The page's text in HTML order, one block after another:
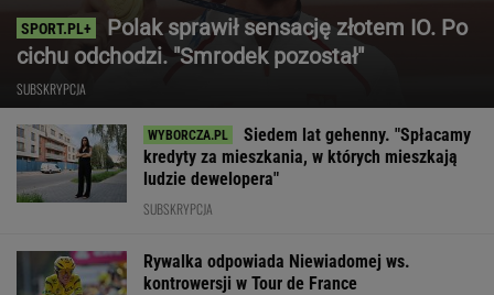
Polak sprawił sensację złotem IO. Po
cichu odchodzi. "Smrodek pozostał"
SUBSKRYPCJA
Siedem lat gehenny. "Spłacamy
kredyty za mieszkania, w których mieszkają
ludzie dewelopera"
SUBSKRYPCJA
Rywalka odpowiada Niewiadomej ws.
kontrowersji w Tour de France